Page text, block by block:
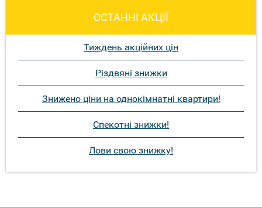
ОСТАННІ АКЦІЇ
Тиждень акційних цін
Різдвяні знижки
Знижено ціни на однокімнатні квартири!
Спекотні знижки!
Лови свою знижку!